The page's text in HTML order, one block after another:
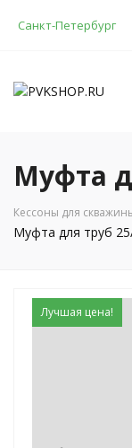
Санкт-Петербург
Муфта
Кессоны для
Муфта для труб
Лучшая цена!